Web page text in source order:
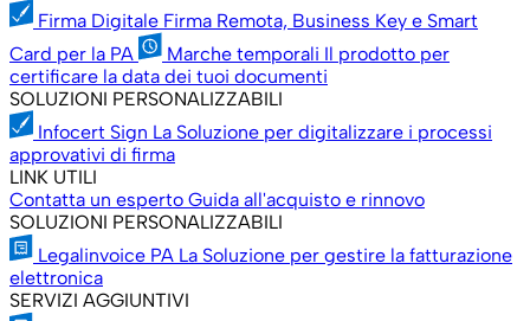
Firma Digitale Firma Remota, Business Key e Smart
Card per la PA
Marche temporali Il prodotto per
certificare la data dei tuoi documenti
SOLUZIONI PERSONALIZZABILI
Infocert Sign La Soluzione per digitalizzare i processi
approvativi di firma
LINK UTILI
Contatta un esperto Guida all'acquisto e rinnovo
SOLUZIONI PERSONALIZZABILI
Legalinvoice PA La Soluzione per gestire la fatturazione
elettronica
SERVIZI AGGIUNTIVI